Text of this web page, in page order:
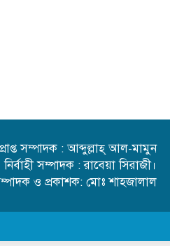
সম্পাদক : আব্দুল্লাহ্ আল-মামুন
নির্বাহী সম্পাদক : রাবেয়া সিরাজী।
ও প্রকাশক: মোঃ শাহজালাল